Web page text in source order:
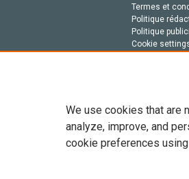
Termes et
Politique
Politique
Cookie
Tout le
de données,
We use cookies that are
analyze, improve, and
cookie preferences